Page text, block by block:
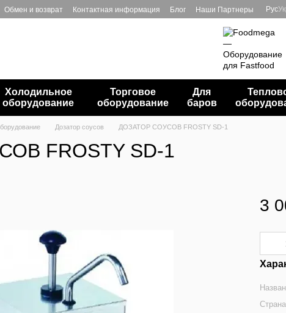
Обмен и возврат Контактная информация Блог Наши Партнеры Рус
Холодильное
оборудование
Торговое
оборудование
Для
баров
Дозатор соусов ДОЗАТОР СОУСОВ FROSTY SD-1
FROSTY SD-1
3